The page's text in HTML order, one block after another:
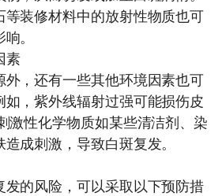
等装修材料中的放射性物质也可
。
素
，还有一些其他环境因素也可
如，紫外线辐射过强可能损伤皮
激性化学物质如某些清洁剂、染
成刺激，导致白斑复发。
的风险，可以采取以下预防措